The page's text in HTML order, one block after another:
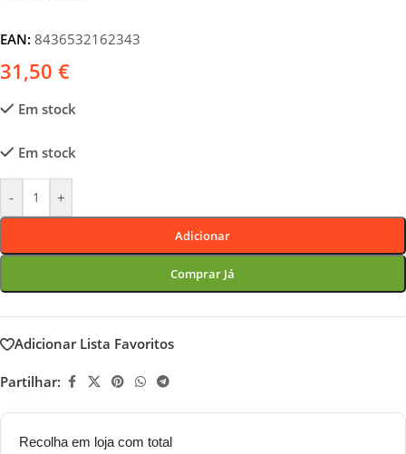
EAN: 8436532162343
31,50 €
Em stock
Em stock
- +
Adicionar
Comprar Já
Adicionar Lista Favoritos
Partilhar:
Recolha em loja com total